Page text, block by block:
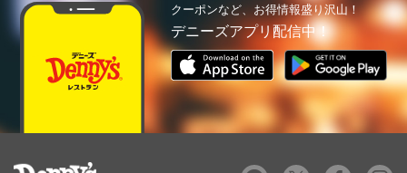
クーポンなど、お得情報盛り沢山！
デニーズアプリ配信中！